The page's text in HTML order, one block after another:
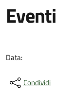
Eventi
Data:
Condividi